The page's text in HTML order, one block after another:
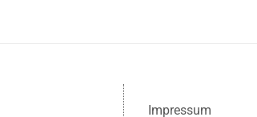
Impressum